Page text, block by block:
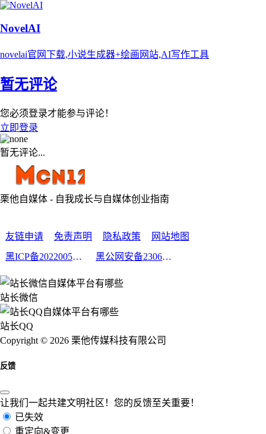
NovelAI
novelai官网下载,小说生成器+绘画网站,AI写作工具
暂无评论
您必须登录才能参与评论！
立即登录
暂无评论...
栗他自媒体 - 自我成长与自媒体创业指南
友链申请 免责声明 隐私政策
网站地图
黑ICP备2022005210号-2
黑公网安备23060302000213号
站长微信
站长QQ
Copyright © 2026 栗他传媒科技有限公司
反馈
让我们一起共建文明社区！您的反馈至关重要！
已失效
重定向&变更